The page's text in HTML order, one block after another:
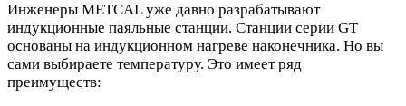
Инженеры METCAL уже давно разрабатывают
индукционные паяльные станции. Станции серии GT
основаны на индукционном нагреве наконечника. Но вы
сами выбираете температуру. Это имеет ряд
преимуществ: